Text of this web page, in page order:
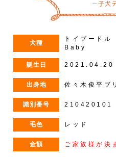
犬種
トイプード
Baby
誕生日 2021.04.20
出身地 佐々木俊平ブ
識別番号 210420101
毛色 レッド
金額 ご家族様が決